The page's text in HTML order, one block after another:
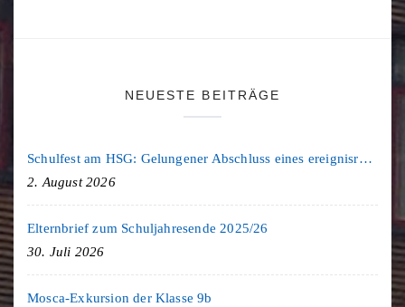
NEUESTE BEITRÄGE
Schulfest am HSG: Gelungener Abschluss eines ereignisreichen Schuljahres
2. August 2026
Elternbrief zum Schuljahresende 2025/26
30. Juli 2026
Mosca-Exkursion der Klasse 9b